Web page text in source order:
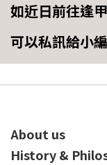
如近日前往逢
可以私訊給小
About us
History &